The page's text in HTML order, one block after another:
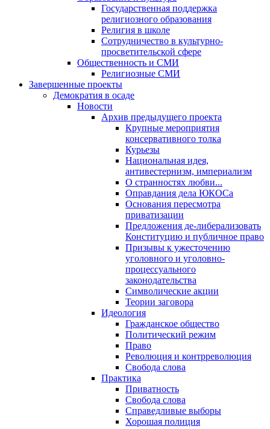
Государственная поддержка
религиозного образования
Религия в школе
Сотрудничество в культурно-
просветительской сфере
Общественность и СМИ
Религиозные СМИ
Завершенные проекты
Демократия в осаде
Новости
Архив предыдущего проекта
Крупные мероприятия
консервативного толка
Курьезы
Национальная идея,
антивестернизм, империализм
О странностях любви...
Оправдания дела ЮКОСа
Основания пересмотра
приватизации
Предложения де-либерализовать
Конституцию и публичное право
Призывы к ужесточению
уголовного и уголовно-
процессуального
законодательства
Символические акции
Теории заговора
Идеология
Гражданское общество
Политический режим
Право
Революция и контрреволюция
Свобода слова
Практика
Приватность
Свобода слова
Справедливые выборы
Хорошая полиция